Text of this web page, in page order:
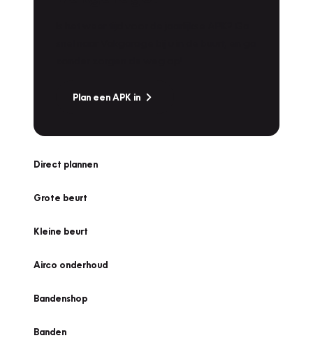
Plan een APK in
Direct plannen
Grote beurt
Kleine beurt
Airco onderhoud
Bandenshop
Banden